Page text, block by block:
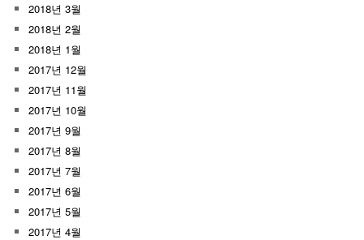
2018년 3월
2018년 2월
2018년 1월
2017년 12월
2017년 11월
2017년 10월
2017년 9월
2017년 8월
2017년 7월
2017년 6월
2017년 5월
2017년 4월